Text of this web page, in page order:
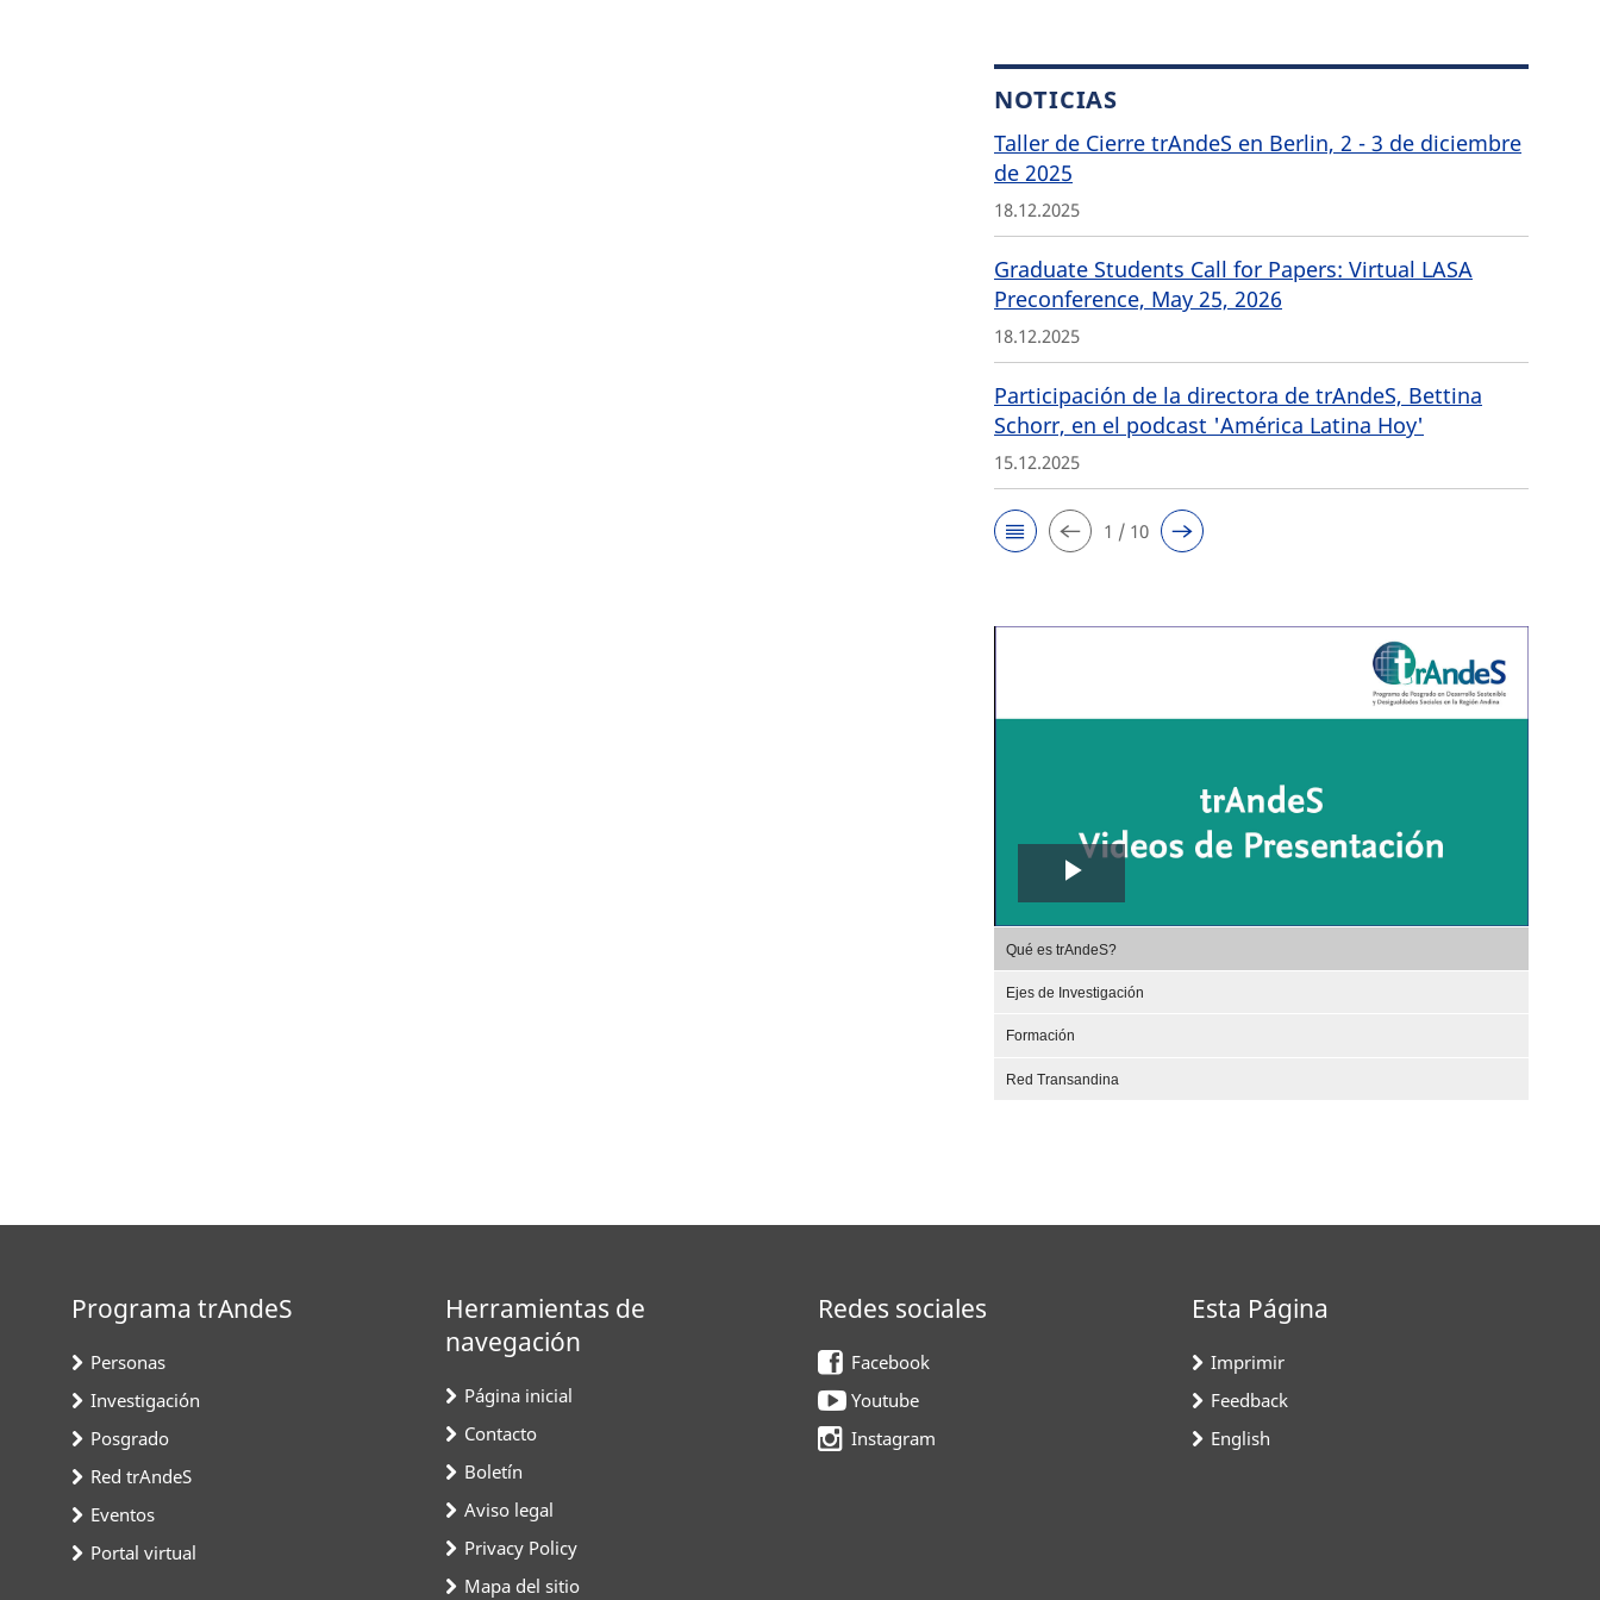
NOTICIAS
Taller de Cierre trAndeS en Berlin, 2 - 3 de diciembre
de 2025
18.12.2025
Graduate Students Call for Papers: Virtual LASA
Preconference, May 25, 2026
18.12.2025
Participación de la directora de trAndeS, Bettina
Schorr, en el podcast 'América Latina Hoy'
15.12.2025
1 / 10
Play
Video
Qué es trAndeS?
Ejes de Investigación
Formación
Red Transandina
Programa trAndeS
Personas
Investigación
Posgrado
Red trAndeS
Eventos
Portal virtual
Herramientas de
navegación
Página inicial
Contacto
Boletín
Aviso legal
Privacy Policy
Mapa del sitio
Redes sociales
Facebook
Youtube
Instagram
Esta Página
Imprimir
Feedback
English